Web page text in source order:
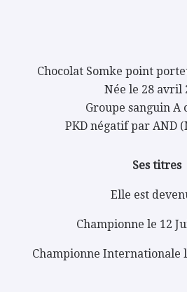
Chocolat Somke point
Née le 28 avril
Groupe sanguin A
PKD négatif par AND
Ses titres
Elle est
Championne le 12
Championne Internationale